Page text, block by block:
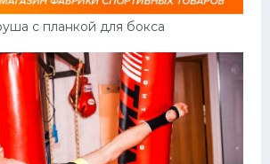
с планкой для бокса